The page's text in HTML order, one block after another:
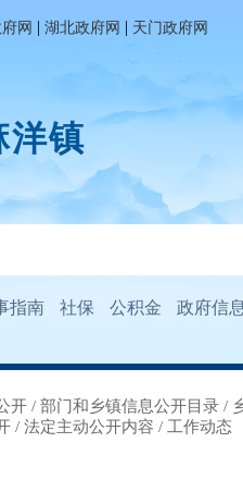
网 | 湖北政府网 | 天门政府网
洋镇
指南 社保 公积金 政府信
开 / 部门和乡镇信息公开目录 /
/ 法定主动公开内容 / 工作动态